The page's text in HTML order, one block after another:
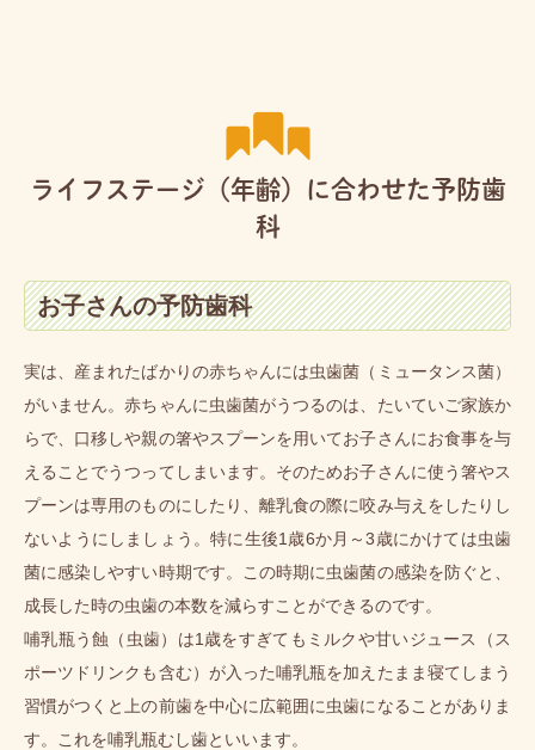
ライフステージ（年齢）に合わせた予防歯
科
お子さんの予防歯科
実は、産まれたばかりの赤ちゃんには虫歯菌（ミュータンス菌）
がいません。赤ちゃんに虫歯菌がうつるのは、たいていご家族か
らで、口移しや親の箸やスプーンを用いてお子さんにお食事を与
えることでうつってしまいます。そのためお子さんに使う箸やス
プーンは専用のものにしたり、離乳食の際に咬み与えをしたりし
ないようにしましょう。特に生後1歳6か月～3歳にかけては虫歯
菌に感染しやすい時期です。この時期に虫歯菌の感染を防ぐと、
成長した時の虫歯の本数を減らすことができるのです。
哺乳瓶う蝕（虫歯）は1歳をすぎてもミルクや甘いジュース（ス
ポーツドリンクも含む）が入った哺乳瓶を加えたまま寝てしまう
習慣がつくと上の前歯を中心に広範囲に虫歯になることがありま
す。これを哺乳瓶むし歯といいます。